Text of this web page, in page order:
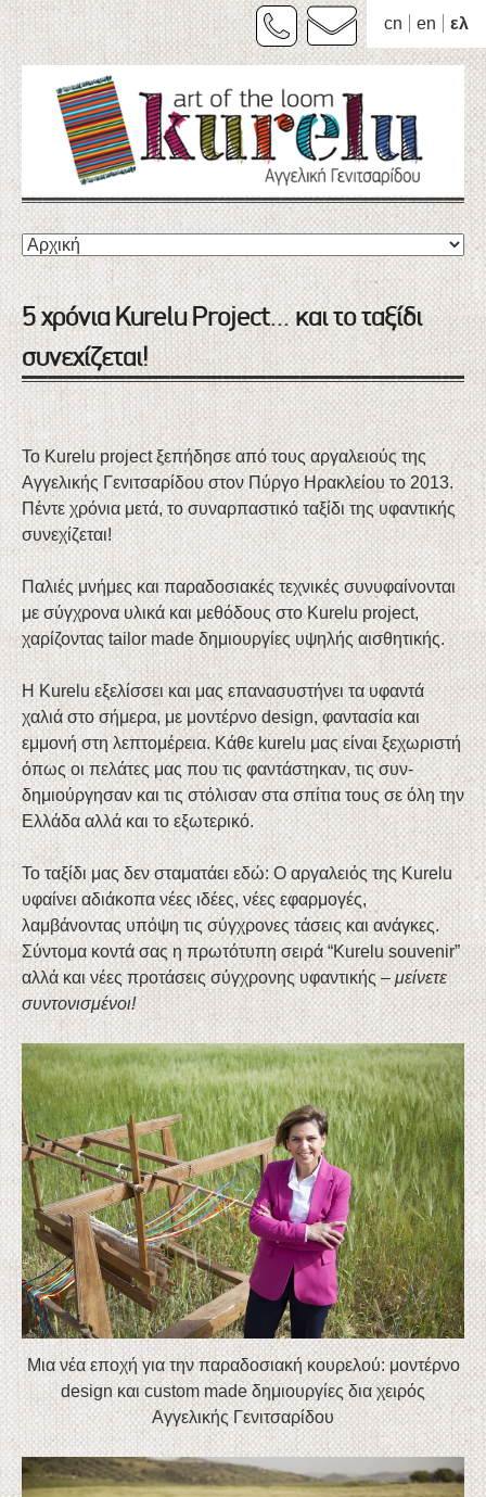
cn en ελ
content
5 χρόνια Kurelu Project… και το ταξίδι
συνεχίζεται!
Το Kurelu project ξεπήδησε από τους αργαλειούς της
Αγγελικής Γενιτσαρίδου στον Πύργο Ηρακλείου το 2013.
Πέντε χρόνια μετά, το συναρπαστικό ταξίδι της υφαντικής
συνεχίζεται!
Παλιές μνήμες και παραδοσιακές τεχνικές συνυφαίνονται
με σύγχρονα υλικά και μεθόδους στο Kurelu project,
χαρίζοντας tailor made δημιουργίες υψηλής αισθητικής.
Η Kurelu εξελίσσει και μας επανασυστήνει τα υφαντά
χαλιά στο σήμερα, με μοντέρνο design, φαντασία και
εμμονή στη λεπτομέρεια. Κάθε kurelu μας είναι ξεχωριστή
όπως οι πελάτες μας που τις φαντάστηκαν, τις συν-
δημιούργησαν και τις στόλισαν στα σπίτια τους σε όλη την
Ελλάδα αλλά και το εξωτερικό.
Το ταξίδι μας δεν σταματάει εδώ: Ο αργαλειός της Kurelu
υφαίνει αδιάκοπα νέες ιδέες, νέες εφαρμογές,
λαμβάνοντας υπόψη τις σύγχρονες τάσεις και ανάγκες.
Σύντομα κοντά σας η πρωτότυπη σειρά “Kurelu souvenir”
αλλά και νέες προτάσεις σύγχρονης υφαντικής –μείνετε
συντονισμένοι!
Μια νέα εποχή για την παραδοσιακή κουρελού: μοντέρνο
design και custom made δημιουργίες δια χειρός
Αγγελικής Γενιτσαρίδου